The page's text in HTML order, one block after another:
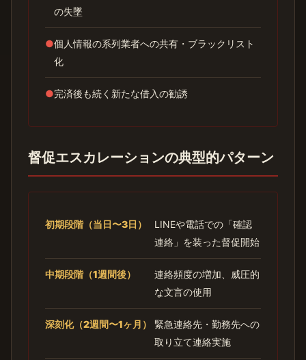
の失墜
●個人情報の系列業者への共有・ブラックリスト
化
●完済後も続く新たな借入の勧誘
督促エスカレーションの典型的パターン
初期段階（当日〜3日）
LINEや電話での「確認
連絡」を装った督促開始
中期段階（1週間後）
連絡頻度の増加、威圧的
な文言の使用
深刻化（2週間〜1ヶ月）
緊急連絡先・勤務先への
取り立て連絡実施